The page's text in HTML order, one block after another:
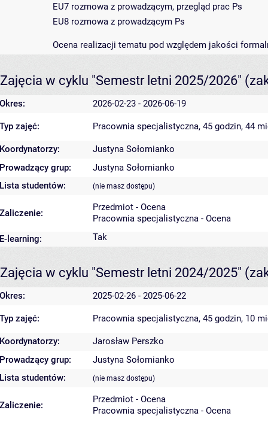
EU7 rozmowa z prowadzącym, przegląd prac Ps
EU8 rozmowa z prowadzącym Ps
Ocena realizacji tematu pod względem jakości
Zajęcia w cyklu "Semestr letni 2025/2026"
Okres: 2026-02-23 - 2026-06-19
Typ zajęć: Pracownia specjalistyczna, 45 godzin, 44
Koordynatorzy:
Justyna Sołomianko
Prowadzący grup:
Justyna Sołomianko
Lista studentów:
(nie masz dostępu)
Zaliczenie:
Przedmiot - Ocena
Pracownia specjalistyczna - Ocena
E-learning:
Tak
Zajęcia w cyklu "Semestr letni 2024/2025"
Okres: 2025-02-26 - 2025-06-22
Typ zajęć: Pracownia specjalistyczna, 45 godzin, 10
Koordynatorzy:
Jarosław Perszko
Prowadzący grup:
Justyna Sołomianko
Lista studentów:
(nie masz dostępu)
Zaliczenie:
Przedmiot - Ocena
Pracownia specjalistyczna - Ocena